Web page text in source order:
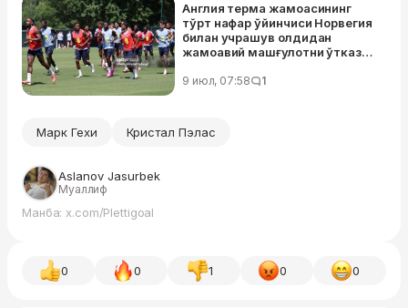
Англия терма жамоасининг
тўрт нафар ўйинчиси Норвегия
билан учрашув олдидан
жамоавий машғулотни ўтказиб
9 июл, 07:58 1
Марк Гехи Кристал Пэлас
Aslanov Jasurbek
Муаллиф
Манба: x.com/Plettigoal
0 0 1 0 0